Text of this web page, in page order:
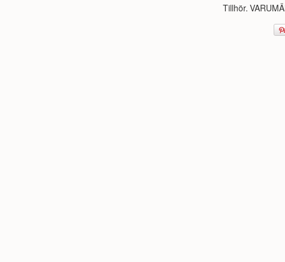
Tillhör.